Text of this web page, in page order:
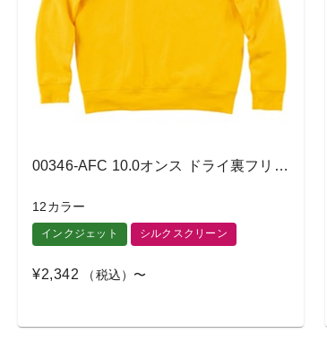
00346-AFC 10.0オンス ドライ裏フリーストレーナー
12カラー
インクジェット シルクスクリーン
¥2,342 （税込）〜